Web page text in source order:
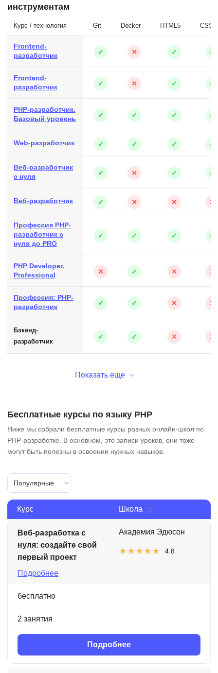
инструментам
Курс / технология Git Docker HTML5 CSS3
Frontend-
разработчик
✓ ✕ ✓ ✓
Frontend-
разработчик
✓ ✕ ✓ ✓
PHP-разработчик.
Базовый уровень
✓ ✓ ✓ ✓
Web-разработчик ✓ ✓ ✓ ✓
Веб-разработчик
с нуля
✓ ✕ ✓ ✓
Веб-разработчик ✓ ✕ ✕ ✕
Профессия PHP-
разработчик с
нуля до PRO
✓ ✓ ✓ ✓
PHP Developer.
Professional
✕ ✓ ✕ ✕
Профессия: PHP-
разработчик
✓ ✓ ✕ ✕
Бэкенд-
разработчик
✓ ✓ ✕ ✕
Показать еще
Бесплатные курсы по языку PHP
Ниже мы собрали бесплатные курсы разных онлайн-школ по
PHP-разработке. В основном, это записи уроков, они тоже
могут быть полезны в освоении нужных навыков.
Популярные
Курс Школа
Веб-разработка с
нуля: создайте свой
первый проект
Подробнее
Академия Эдюсон
4.8
бесплатно
2 занятия
Подробнее